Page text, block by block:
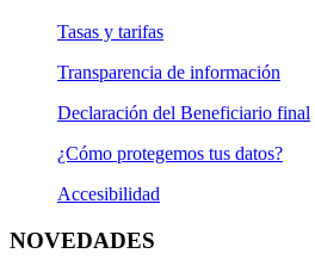
Tasas y tarifas
Transparencia de información
Declaración del Beneficiario final
¿Cómo protegemos tus datos?
Accesibilidad
NOVEDADES